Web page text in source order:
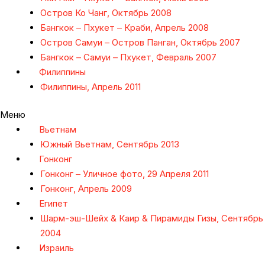
Остров Ко Чанг, Октябрь 2008
Бангкок – Пхукет – Краби, Апрель 2008
Остров Самуи – Остров Панган, Октябрь 2007
Бангкок – Самуи – Пхукет, Февраль 2007
Филиппины
Филиппины, Апрель 2011
Меню
Вьетнам
Южный Вьетнам, Сентябрь 2013
Гонконг
Гонконг – Уличное фото, 29 Апреля 2011
Гонконг, Апрель 2009
Египет
Шарм-эш-Шейх & Каир & Пирамиды Гизы, Сентябрь
2004
Израиль